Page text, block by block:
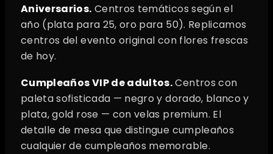
Aniversarios. Centros temáticos según el
año (plata para 25, oro para 50). Replicamos
centros del evento original con flores frescas
de hoy.
Cumpleaños VIP de adultos.Centros con
paleta sofisticada — negro y dorado, blanco y
plata, gold rose — con velas premium. El
detalle de mesa que distingue cumpleaños
cualquier de cumpleaños memorable.